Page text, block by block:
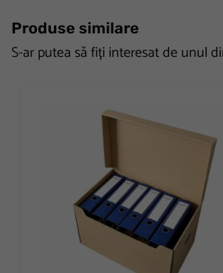
Produse similare
S-ar putea să fiți interesat de unul